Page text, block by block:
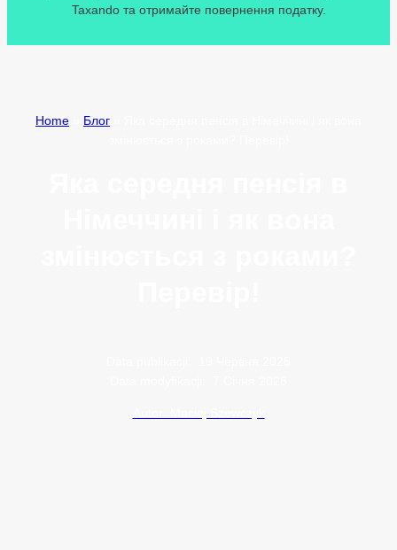
Taxando та отримайте повернення податку.
Home Блог